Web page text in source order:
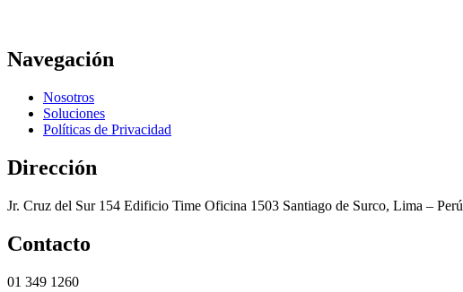
Navegación
Nosotros
Soluciones
Políticas de Privacidad
Dirección
Jr. Cruz del Sur 154 Edificio Time Oficina 1503 Santiago de Surco, Lima – Perú
Contacto
01 349 1260